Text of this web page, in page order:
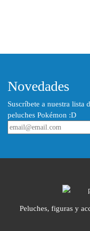
Novedades
Suscríbete a nuestra lista
peluches Pokémon :D
Peluches, figuras y